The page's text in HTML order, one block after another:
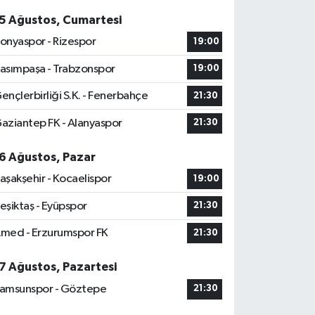
Ağustos, Cumartesi
- Rizespor
19:00
- Trabzonspor 19:00
S.K. - Fenerbahçe 21:30
FK - Alanyaspor 21:30
Ağustos, Pazar
- Kocaelispor
19:00
- Eyüpspor 21:30
- Erzurumspor FK 21:30
Ağustos, Pazartesi
- Göztepe
21:30